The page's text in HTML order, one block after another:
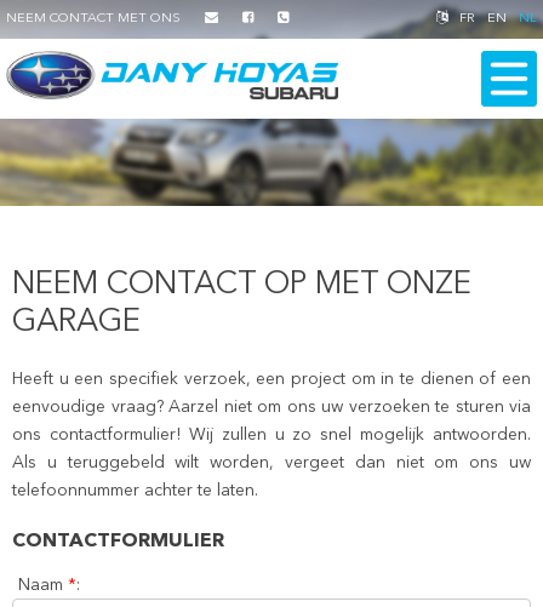
NEEM CONTACT MET ONS FR EN NL
NEEM CONTACT OP MET ONZE
GARAGE
Heeft u een specifiek verzoek, een project om in te dienen of een
eenvoudige vraag? Aarzel niet om ons uw verzoeken te sturen via
ons contactformulier! Wij zullen u zo snel mogelijk antwoorden.
Als u teruggebeld wilt worden, vergeet dan niet om ons uw
telefoonnummer achter te laten.
CONTACTFORMULIER
Naam *: